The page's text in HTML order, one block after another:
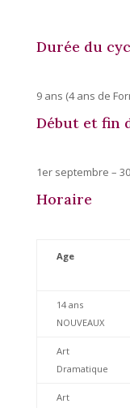
Durée du
9 ans (4 ans de
Début et fin
1er septembre –
Horaire
Age
14 ans
NOUVEAUX
Art
Dramatique
Art